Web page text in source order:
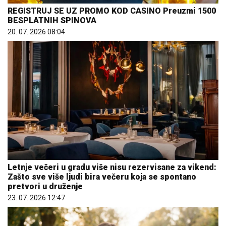
REGISTRUJ SE UZ PROMO KOD CASINO Preuzmi 1500
BESPLATNIH SPINOVA
20. 07. 2026 08:04
Letnje večeri u gradu više nisu rezervisane za vikend:
Zašto sve više ljudi bira večeru koja se spontano
pretvori u druženje
23. 07. 2026 12:47